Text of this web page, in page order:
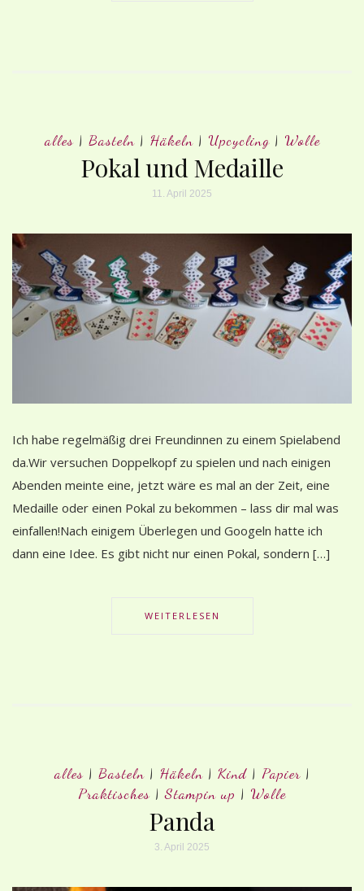
alles| Basteln| Häkeln| Upcycling| Wolle
Pokal und Medaille
11. April 2025
Ich habe regelmäßig drei Freundinnen zu einem Spielabend
da.Wir versuchen Doppelkopf zu spielen und nach einigen
Abenden meinte eine, jetzt wäre es mal an der Zeit, eine
Medaille oder einen Pokal zu bekommen – lass dir mal was
einfallen!Nach einigem Überlegen und Googeln hatte ich
dann eine Idee. Es gibt nicht nur einen Pokal, sondern […]
WEITERLESEN
alles| Basteln| Häkeln| Kind| Papier|
Praktisches |Stampin up | Wolle
Panda
3. April 2025